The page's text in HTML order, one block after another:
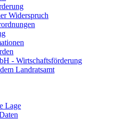
Widerspruch
- Wirtschaftsförderung
Landratsamt
Lage